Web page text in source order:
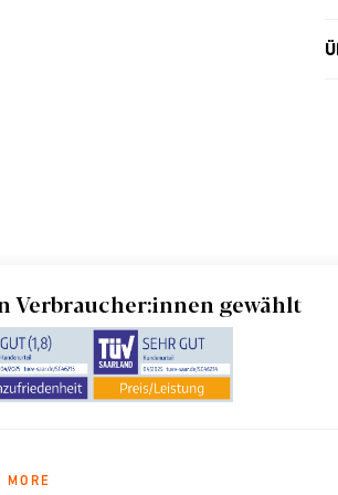
Verbraucher:innen gewählt